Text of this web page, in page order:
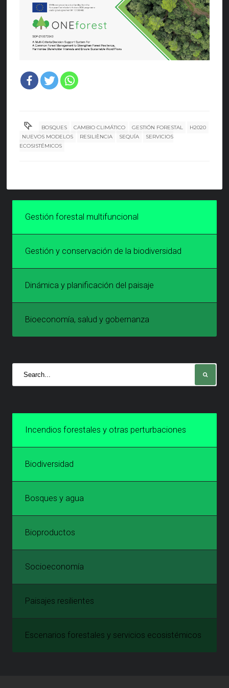
BOSQUES CAMBIO CLIMÁTICO GESTIÓN FORESTAL
H2020
NUEVOS MODELOS
RESILIÈNCIA SEQUÍA
SERVICIOS
ECOSISTÉMICOS
Gestión forestal multifuncional
Gestión y conservación de la biodiversidad
Dinámica y planificación del paisaje
Bioeconomía, salud y gobernanza
Incendios forestales y otras perturbaciones
Biodiversidad
Bosques y agua
Bioproductos
Socioeconomía
Paisajes resilientes
Escenarios forestales y servicios ecosistémicos